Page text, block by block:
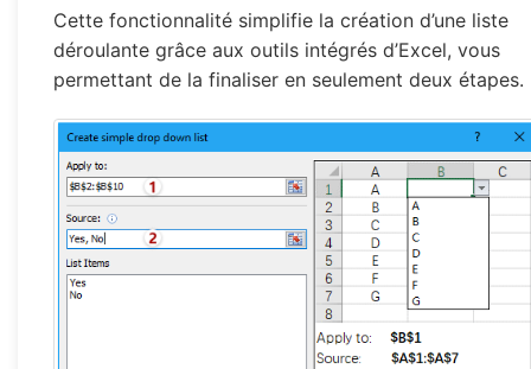
Cette fonctionnalité simplifie la création d’une liste
déroulante grâce aux outils intégrés d’Excel, vous
permettant de la finaliser en seulement deux étapes.